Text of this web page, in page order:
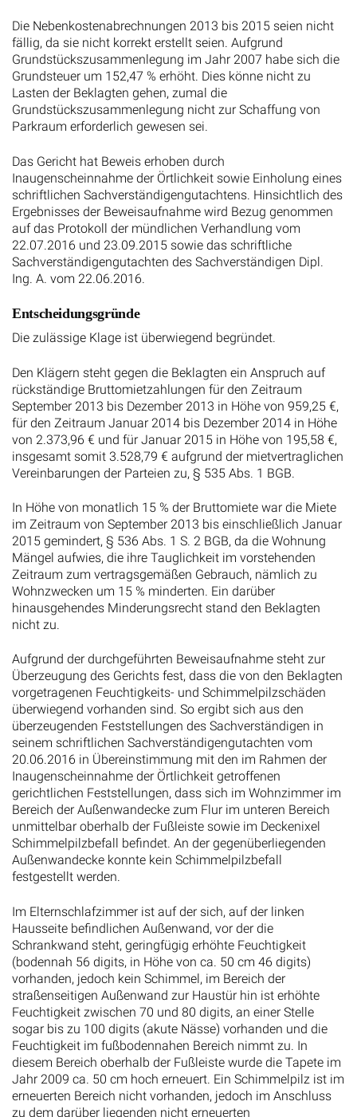
Die Nebenkostenabrechnungen 2013 bis 2015 seien nicht
fällig, da sie nicht korrekt erstellt seien. Aufgrund
Grundstückszusammenlegung im Jahr 2007 habe sich die
Grundsteuer um 152,47 % erhöht. Dies könne nicht zu
Lasten der Beklagten gehen, zumal die
Grundstückszusammenlegung nicht zur Schaffung von
Parkraum erforderlich gewesen sei.
Das Gericht hat Beweis erhoben durch
Inaugenscheinnahme der Örtlichkeit sowie Einholung eines
schriftlichen Sachverständigengutachtens. Hinsichtlich des
Ergebnisses der Beweisaufnahme wird Bezug genommen
auf das Protokoll der mündlichen Verhandlung vom
22.07.2016 und 23.09.2015 sowie das schriftliche
Sachverständigengutachten des Sachverständigen Dipl.
Ing. A. vom 22.06.2016.
Entscheidungsgründe
Die zulässige Klage ist überwiegend begründet.
Den Klägern steht gegen die Beklagten ein Anspruch auf
rückständige Bruttomietzahlungen für den Zeitraum
September 2013 bis Dezember 2013 in Höhe von 959,25 €,
für den Zeitraum Januar 2014 bis Dezember 2014 in Höhe
von 2.373,96 € und für Januar 2015 in Höhe von 195,58 €,
insgesamt somit 3.528,79 € aufgrund der mietvertraglichen
Vereinbarungen der Parteien zu, § 535 Abs. 1 BGB.
In Höhe von monatlich 15 % der Bruttomiete war die Miete
im Zeitraum von September 2013 bis einschließlich Januar
2015 gemindert, § 536 Abs. 1 S. 2 BGB, da die Wohnung
Mängel aufwies, die ihre Tauglichkeit im vorstehenden
Zeitraum zum vertragsgemäßen Gebrauch, nämlich zu
Wohnzwecken um 15 % minderten. Ein darüber
hinausgehendes Minderungsrecht stand den Beklagten
nicht zu.
Aufgrund der durchgeführten Beweisaufnahme steht zur
Überzeugung des Gerichts fest, dass die von den Beklagten
vorgetragenen Feuchtigkeits- und Schimmelpilzschäden
überwiegend vorhanden sind. So ergibt sich aus den
überzeugenden Feststellungen des Sachverständigen in
seinem schriftlichen Sachverständigengutachten vom
20.06.2016 in Übereinstimmung mit den im Rahmen der
Inaugenscheinnahme der Örtlichkeit getroffenen
gerichtlichen Feststellungen, dass sich im Wohnzimmer im
Bereich der Außenwandecke zum Flur im unteren Bereich
unmittelbar oberhalb der Fußleiste sowie im Deckenixel
Schimmelpilzbefall befindet. An der gegenüberliegenden
Außenwandecke konnte kein Schimmelpilzbefall
festgestellt werden.
Im Elternschlafzimmer ist auf der sich, auf der linken
Hausseite befindlichen Außenwand, vor der die
Schrankwand steht, geringfügig erhöhte Feuchtigkeit
(bodennah 56 digits, in Höhe von ca. 50 cm 46 digits)
vorhanden, jedoch kein Schimmel, im Bereich der
straßenseitigen Außenwand zur Haustür hin ist erhöhte
Feuchtigkeit zwischen 70 und 80 digits, an einer Stelle
sogar bis zu 100 digits (akute Nässe) vorhanden und die
Feuchtigkeit im fußbodennahen Bereich nimmt zu. In
diesem Bereich oberhalb der Fußleiste wurde die Tapete im
Jahr 2009 ca. 50 cm hoch erneuert. Ein Schimmelpilz ist im
erneuerten Bereich nicht vorhanden, jedoch im Anschluss
zu dem darüber liegenden nicht erneuerten